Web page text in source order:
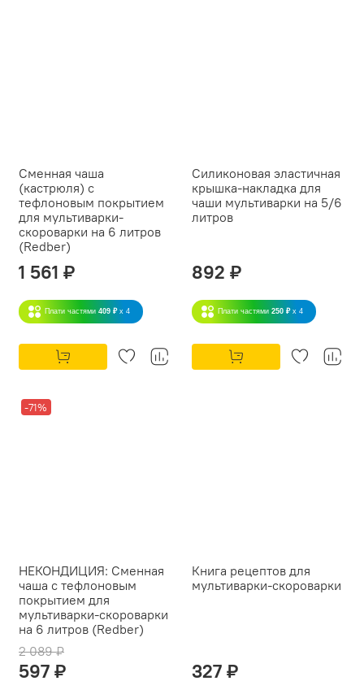
Сменная чаша
(кастрюля) с
тефлоновым покрытием
для мультиварки-
скороварки на 6 литров
(Redber)
1 561 ₽
Плати частями 409 ₽ x 4
Силиконовая эластичная
крышка-накладка для
чаши мультиварки на 5/6
литров
892 ₽
Плати частями 250 ₽ x 4
-71%
НЕКОНДИЦИЯ: Сменная
чаша с тефлоновым
покрытием для
мультиварки-скороварки
на 6 литров (Redber)
2 089 ₽
597 ₽
Книга рецептов для
мультиварки-скороварки
327 ₽